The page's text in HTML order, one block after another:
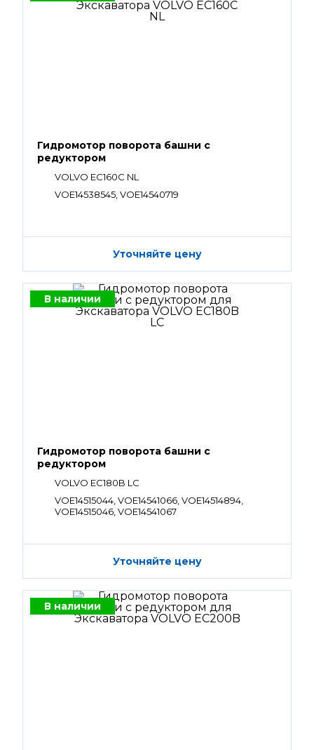
Гидромотор поворота башни с
редуктором
VOLVO EC160C NL
VOE14538545, VOE14540719
Уточняйте цену
В наличии
Гидромотор поворота башни с
редуктором
VOLVO EC180B LC
VOE14515044, VOE14541066, VOE14514894,
VOE14515046, VOE14541067
Уточняйте цену
В наличии